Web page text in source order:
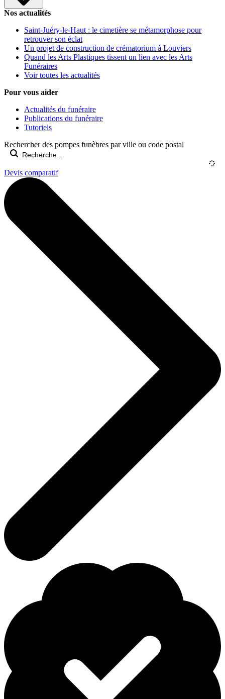
Nos actualités
Saint-Juéry-le-Haut : le cimetière se métamorphose pour
retrouver son éclat
Un projet de construction de crématorium à Louviers
Quand les Arts Plastiques tissent un lien avec les Arts
Funéraires
Voir toutes les actualités
Pour vous aider
Actualités du funéraire
Publications du funéraire
Tutoriels
Rechercher des pompes funèbres par ville ou code postal
Devis comparatif